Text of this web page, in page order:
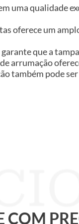
uma qualidade
oferece um
que a
arrumação
também pode
COM